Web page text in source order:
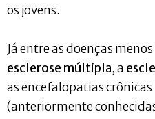
os jovens.
Já entre as doenças
esclerose múltipla, a
as encefalopatias
(anteriormente